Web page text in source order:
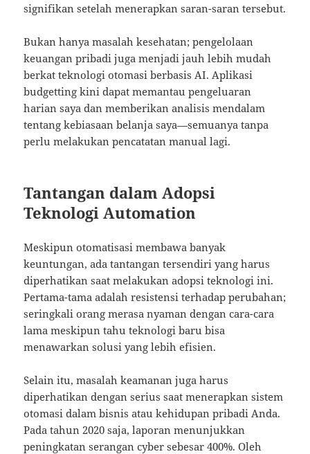
signifikan setelah menerapkan saran-saran tersebut.
Bukan hanya masalah kesehatan; pengelolaan
keuangan pribadi juga menjadi jauh lebih mudah
berkat teknologi otomasi berbasis AI. Aplikasi
budgetting kini dapat memantau pengeluaran
harian saya dan memberikan analisis mendalam
tentang kebiasaan belanja saya—semuanya tanpa
perlu melakukan pencatatan manual lagi.
Tantangan dalam Adopsi
Teknologi Automation
Meskipun otomatisasi membawa banyak
keuntungan, ada tantangan tersendiri yang harus
diperhatikan saat melakukan adopsi teknologi ini.
Pertama-tama adalah resistensi terhadap perubahan;
seringkali orang merasa nyaman dengan cara-cara
lama meskipun tahu teknologi baru bisa
menawarkan solusi yang lebih efisien.
Selain itu, masalah keamanan juga harus
diperhatikan dengan serius saat menerapkan sistem
otomasi dalam bisnis atau kehidupan pribadi Anda.
Pada tahun 2020 saja, laporan menunjukkan
peningkatan serangan cyber sebesar 400%. Oleh